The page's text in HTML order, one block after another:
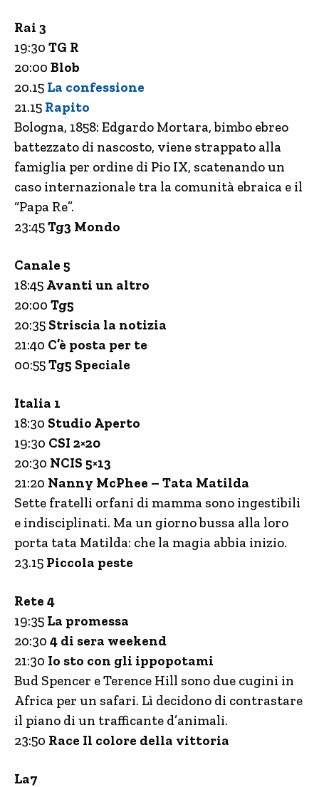
Rai 3
19:30 TG R
20:00 Blob
20.15 La confessione
21.15 Rapito
Bologna, 1858: Edgardo Mortara, bimbo ebreo
battezzato di nascosto, viene strappato alla
famiglia per ordine di Pio IX, scatenando un
caso internazionale tra la comunità ebraica e il
“Papa Re”.
23:45Tg3 Mondo
Canale 5
18:45 Avanti un altro
20:00 Tg5
20:35 Striscia la notizia
21:40 C’è posta per te
00:55Tg5 Speciale
Italia 1
18:30 Studio Aperto
19:30 CSI 2×20
20:30 NCIS 5×13
21:20 Nanny McPhee – Tata Matilda
Sette fratelli orfani di mamma sono ingestibili
e indisciplinati. Ma un giorno bussa alla loro
porta tata Matilda: che la magia abbia inizio.
23.15 Piccola peste
Rete 4
19:35 La promessa
20:30 4 di sera weekend
21:30 Io sto con gli ippopotami
Bud Spencer e Terence Hill sono due cugini in
Africa per un safari. Lì decidono di contrastare
il piano di un trafficante d’animali.
23:50 Race Il colore della vittoria
La7